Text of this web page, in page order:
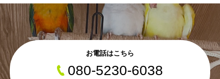
お電話はこちら
080-5230-6038